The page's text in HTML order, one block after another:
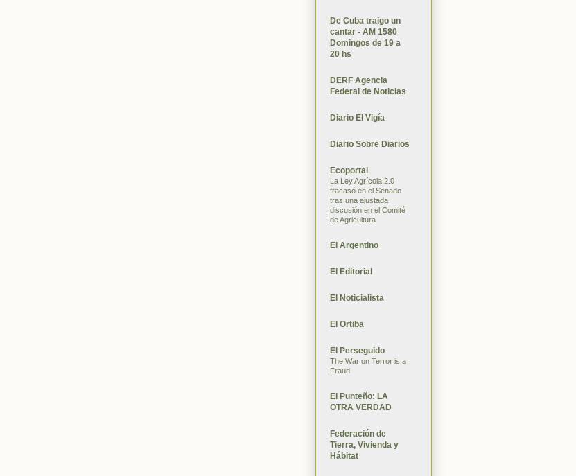
De Cuba traigo un
cantar - AM 1580
Domingos de 19 a
20 hs
DERF Agencia
Federal de Noticias
Diario El Vigía
Diario Sobre Diarios
Ecoportal
La Ley Agrícola 2.0
fracasó en el Senado
tras una ajustada
discusión en el Comité
de Agricultura
El Argentino
El Editorial
El Noticialista
El Ortiba
El Perseguido
The War on Terror is a
Fraud
El Punteño: LA
OTRA VERDAD
Federación de
Tierra, Vivienda y
Hábitat